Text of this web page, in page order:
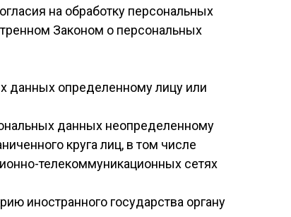
на обработку персональных
Законом о персональных
данных определенному лицу или
данных неопределенному
круга лиц, в том числе
телекоммуникационных сетях
иностранного государства органу